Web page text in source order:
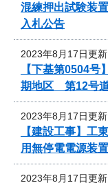
混練押出試験装
入札公告
2023年8月17日更新
【下基第0504
期地区 第12号
2023年8月17日更新
【建設工事】工
用無停電電源装
2023年8月17日更新